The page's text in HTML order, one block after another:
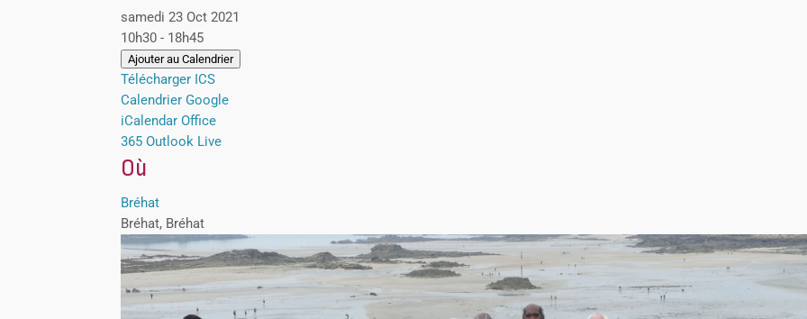
samedi 23 Oct 2021
10h30 - 18h45
Ajouter au Calendrier
Télécharger ICS
Calendrier Google
iCalendar Office
365 Outlook Live
Où
Bréhat
Bréhat, Bréhat